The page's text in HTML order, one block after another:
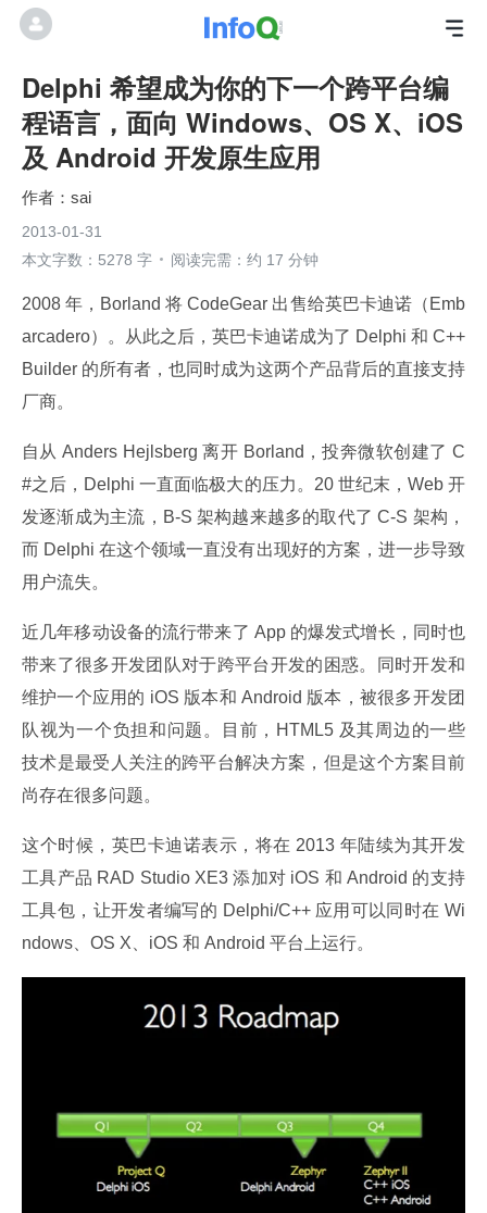
Delphi 希望成为你的下一个跨平台编
程语言，面向 Windows、OS X、iOS
及 Android 开发原生应用
sai
2013-01-31
本文字数：5278 字
阅读完需：约 17 分钟
2008 年，Borland 将 CodeGear 出售给英巴卡迪诺（Emb
arcadero）。从此之后，英巴卡迪诺成为了 Delphi 和 C++
Builder 的所有者，也同时成为这两个产品背后的直接支持
厂商。
自从 Anders Hejlsberg 离开 Borland，投奔微软创建了 C
#之后，Delphi 一直面临极大的压力。20 世纪末，Web 开
发逐渐成为主流，B-S 架构越来越多的取代了 C-S 架构，
而 Delphi 在这个领域一直没有出现好的方案，进一步导致
用户流失。
近几年移动设备的流行带来了 App 的爆发式增长，同时也
带来了很多开发团队对于跨平台开发的困惑。同时开发和
维护一个应用的 iOS 版本和 Android 版本，被很多开发团
队视为一个负担和问题。目前，HTML5 及其周边的一些
技术是最受人关注的跨平台解决方案，但是这个方案目前
尚存在很多问题。
这个时候，英巴卡迪诺表示，将在 2013 年陆续为其开发
工具产品 RAD Studio XE3 添加对 iOS 和 Android 的支持
工具包，让开发者编写的 Delphi/C++ 应用可以同时在 Wi
ndows、OS X、iOS 和 Android 平台上运行。